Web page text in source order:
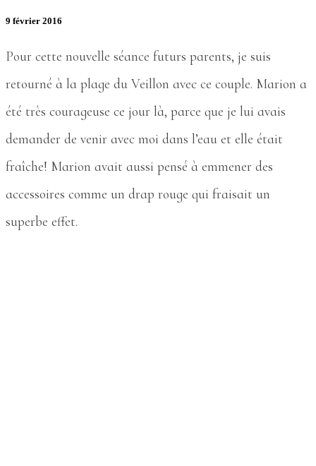
9 février 2016
Pour cette nouvelle séance futurs parents, je suis
retourné à la plage du Veillon avec ce couple. Marion a
été très courageuse ce jour là, parce que je lui avais
demander de venir avec moi dans l’eau et elle était
fraîche! Marion avait aussi pensé à emmener des
accessoires comme un drap rouge qui fraisait un
superbe effet.